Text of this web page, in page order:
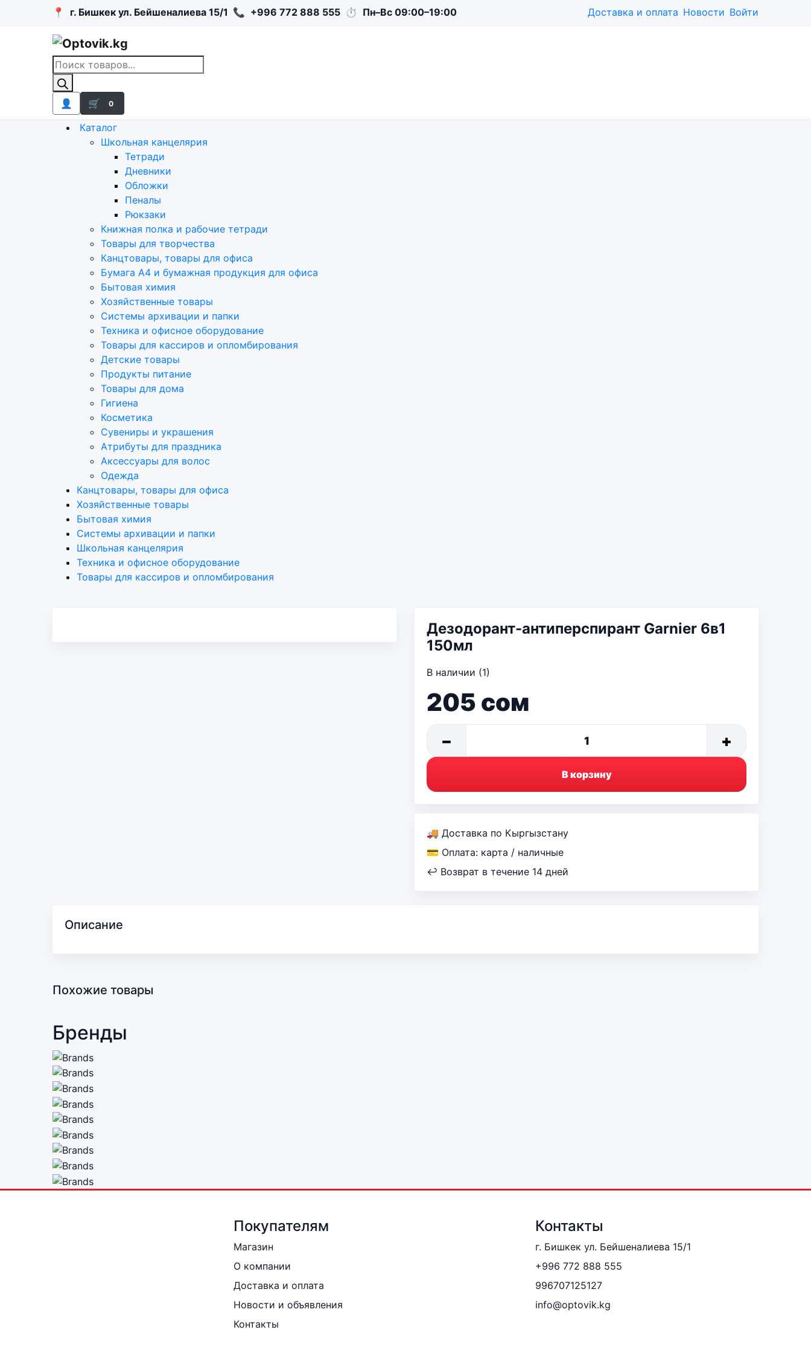
📍 г. Бишкек ул. Бейшеналиева 15/1 📞 +996 772 888 555 ⏱ Пн–Вс 09:00–19:00 Доставка и оплата Новости Войти
Поиск
товаров
👤 🛒 0
Каталог
Школьная канцелярия
Тетради
Дневники
Обложки
Пеналы
Рюкзаки
Книжная полка и рабочие тетради
Товары для творчества
Канцтовары, товары для офиса
Бумага А4 и бумажная продукция для офиса
Бытовая химия
Хозяйственные товары
Системы архивации и папки
Техника и офисное оборудование
Товары для кассиров и опломбирования
Детские товары
Продукты питание
Товары для дома
Гигиена
Косметика
Сувениры и украшения
Атрибуты для праздника
Аксеcсуары для волос
Одежда
Канцтовары, товары для офиса
Хозяйственные товары
Бытовая химия
Системы архивации и папки
Школьная канцелярия
Техника и офисное оборудование
Товары для кассиров и опломбирования
Дезодорант-антиперспирант Garnier 6в1
150мл
В наличии (1)
205 сом
− 1 +
В корзину
🚚 Доставка по Кыргызстану
💳 Оплата: карта / наличные
↩ Возврат в течение 14 дней
Описание
Похожие товары
Бренды
Покупателям
Магазин
О компании
Доставка и оплата
Новости и объявления
Контакты
Контакты
г. Бишкек ул. Бейшеналиева 15/1
+996 772 888 555
996707125127
info@optovik.kg